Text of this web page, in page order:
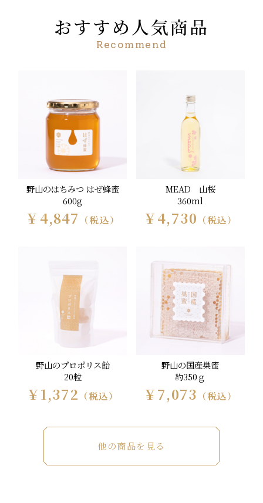
おすすめ人気商品
Recommend
野山のはちみつ はぜ蜂蜜
600g
￥4,847 （税込）
MEAD 山桜
360ml
￥4,730 （税込）
野山のプロポリス飴
20粒
￥1,372 （税込）
野山の国産巣蜜
約350ｇ
￥7,073 （税込）
他の商品を見る